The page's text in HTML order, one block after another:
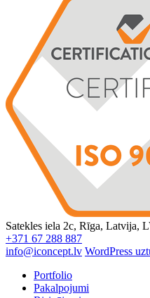
Satekles iela 2c, Rīga, Latvija,
+371 67 288 887
info@iconcept.lv WordPress
Portfolio
Pakalpojumi